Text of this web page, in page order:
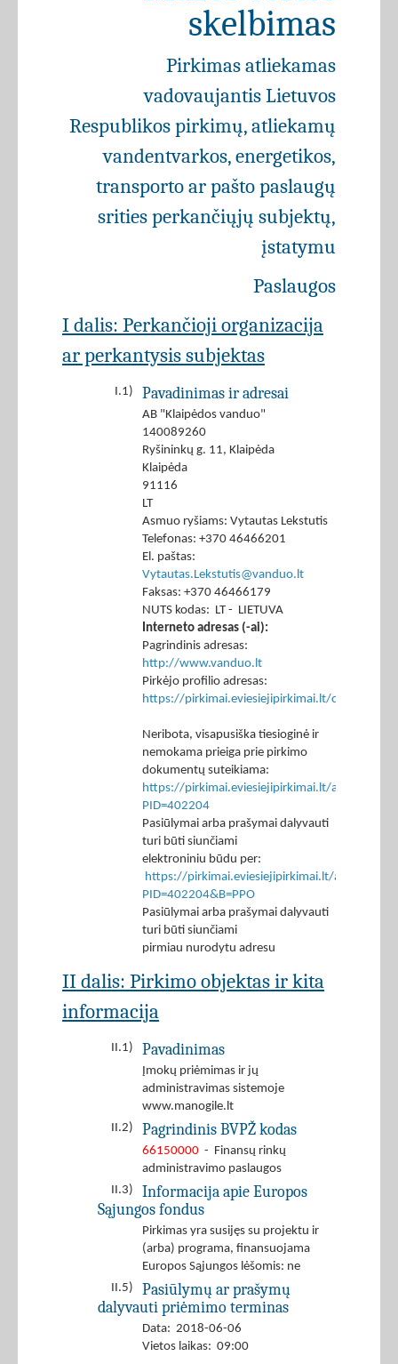
skelbimas
Pirkimas atliekamas
vadovaujantis Lietuvos
Respublikos pirkimų, atliekamų
vandentvarkos, energetikos,
transporto ar pašto paslaugų
srities perkančiųjų subjektų,
įstatymu
Paslaugos
I dalis: Perkančioji organizacija
ar perkantysis subjektas
I.1) Pavadinimas ir adresai
AB "Klaipėdos vanduo"
140089260
Ryšininkų g. 11, Klaipėda
Klaipėda
91116
LT
Asmuo ryšiams: Vytautas Lekstutis
Telefonas: +370 46466201
El. paštas:
Vytautas.Lekstutis@vanduo.lt
Faksas: +370 46466179
NUTS kodas: LT - LIETUVA
Interneto adresas (-ai):
Pagrindinis adresas:
http://www.vanduo.lt
Pirkėjo profilio adresas:
https://pirkimai.eviesiejipirkimai.lt/ctm/
Neribota, visapusiška tiesioginė ir
nemokama prieiga prie pirkimo
dokumentų suteikiama:
https://pirkimai.eviesiejipirkimai.lt/app/rfq/
PID=402204
Pasiūlymai arba prašymai dalyvauti
turi būti siunčiami
elektroniniu būdu per:
https://pirkimai.eviesiejipirkimai.lt/app/rfq/
PID=402204&B=PPO
Pasiūlymai arba prašymai dalyvauti
turi būti siunčiami
pirmiau nurodytu adresu
II dalis: Pirkimo objektas ir kita
informacija
II.1) Pavadinimas
Įmokų priėmimas ir jų
administravimas sistemoje
www.manogile.lt
II.2)
Pagrindinis BVPŽ kodas
66150000 - Finansų rinkų
administravimo paslaugos
II.3)
Informacija apie Europos
Sąjungos fondus
Pirkimas yra susijęs su projektu ir
(arba) programa, finansuojama
Europos Sąjungos lėšomis: ne
II.5)
Pasiūlymų ar prašymų
dalyvauti priėmimo terminas
Data: 2018-06-06
Vietos laikas: 09:00